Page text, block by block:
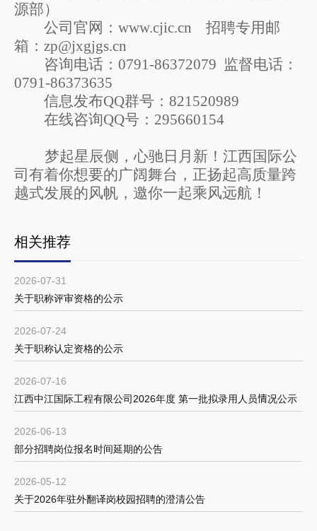
源部）
公司官网： www.cjic.cn 招聘专用邮
箱： zp@jxgjgs.cn
咨询电话： 0791-86372079 监督电话 ：
0791-86373635
信息发布QQ群号： 821520989
在线咨询QQ号： 295660154
梦起星辰侧，心驰日月新！ 江西国际公
司有着你想要的广阔舞台，正扬起高质量跨
越式发展的风帆，邀你一起乘风远航！
相关推荐
2026-07-31
关于职称评审资格的公示
2026-07-24
关于职称认定资格的公示
2026-07-16
江西中江国际工程有限公司2026年度 第一批拟录用人员情况公示
2026-06-13
部分招聘岗位报名时间延期的公告
2026-05-12
关于2026年驻外翻译岗校园招聘的澄清公告